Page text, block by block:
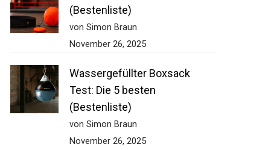
(Bestenliste)
von Simon Braun
November 26, 2025
Wassergefüllter Boxsack
Test: Die 5 besten
(Bestenliste)
von Simon Braun
November 26, 2025